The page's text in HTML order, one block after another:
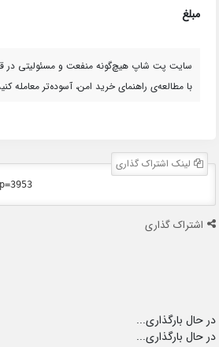
مبلغ
سایت پت شاپ هیچ‌گونه منفعت و مسئولیتی در
با مطالعه‌ی راهنمای خرید امن، آسوده‌تر معامله
لینک اشتراک گذاری
اشتراک گذاری
در حال بارگذاری...
در حال بارگذاری...